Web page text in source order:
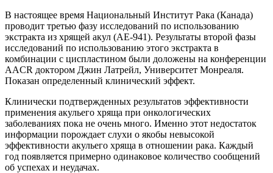
В настоящее время Национальный Институт Рака (Канада)
проводит третью фазу исследований по использованию
экстракта из хрящей акул (АЕ-941). Результаты второй фазы
исследований по использованию этого экстракта в
комбинации с циспластином были доложены на конференции
AACR доктором Джин Латрейл, Университет Монреаля.
Показан определенный клинический эффект.
Клинически подтвержденных результатов эффективности
применения акульего хряща при онкологических
заболеваниях пока не очень много. Именно этот недостаток
информации порождает слухи о якобы невысокой
эффективности акульего хряща в отношении рака. Каждый
год появляется примерно одинаковое количество сообщений
об успехах и неудачах.